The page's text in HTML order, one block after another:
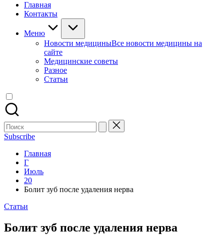
Главная
Контакты
Меню
Новости медициныВсе новости медицины на
сайте
Медицинские советы
Разное
Статьи
Поиск
для:
Subscribe
Главная
Г
Июль
20
Болит зуб после удаления нерва
Опубликовано
Статьи
Болит зуб после удаления нерва